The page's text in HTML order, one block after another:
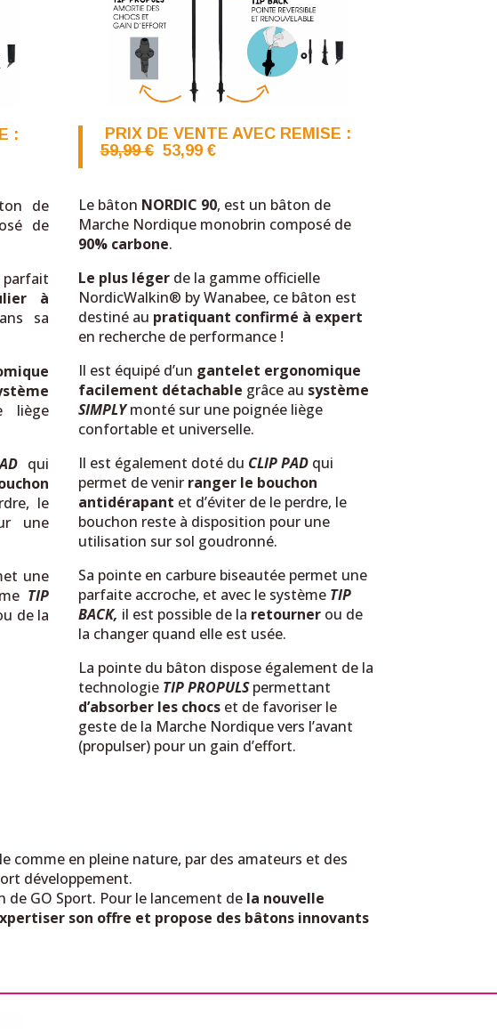
:
de
de
à
sa
liège
qui
le
une
une
TIP
de la
PRIX DE VENTE AVEC REMISE :
59,99 €53,99 €
Le bâton NORDIC 90, est un bâton de
Marche Nordique monobrin composé de
90% carbone.
Le plus légerde la gamme officielle
NordicWalkin® by Wanabee, ce bâton est
destiné au pratiquant confirmé à expert
en recherche de performance !
Il est équipé d’un gantelet ergonomique
facilement détachable grâce au système
SIMPLYmonté sur une poignée liège
confortable et universelle.
Il est également doté du CLIP PADqui
permet de venir ranger le bouchon
antidérapant et d’éviter de le perdre, le
bouchon reste à disposition pour une
utilisation sur sol goudronné.
Sa pointe en carbure biseautée permet une
parfaite accroche, et avec le système TIP
BACK, il est possible de la retournerou de
la changer quand elle est usée.
La pointe du bâton dispose également de la
technologie TIP PROPULS permettant
d’absorber les chocs et de favoriser le
geste de la Marche Nordique vers l’avant
(propulser) pour un gain d’effort.
comme en pleine nature, par des amateurs et des
développement.
de GO Sport. Pour le lancement de la nouvelle
son offre et propose des bâtons innovants